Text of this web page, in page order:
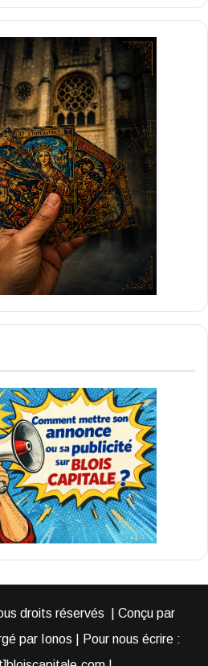
droits réservés | Conçu par
par Ionos | Pour nous écrire :